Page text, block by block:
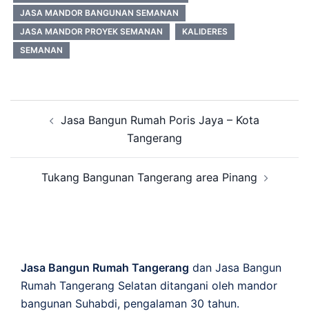
JASA MANDOR BANGUNAN SEMANAN
JASA MANDOR PROYEK SEMANAN
KALIDERES
SEMANAN
navigationJasa Bangun Rumah Poris Jaya – Kota
Tangerang
Tukang Bangunan Tangerang area Pinang
Jasa Bangun Rumah Tangerang dan Jasa Bangun
Rumah Tangerang Selatan ditangani oleh mandor
bangunan Suhabdi, pengalaman 30 tahun.